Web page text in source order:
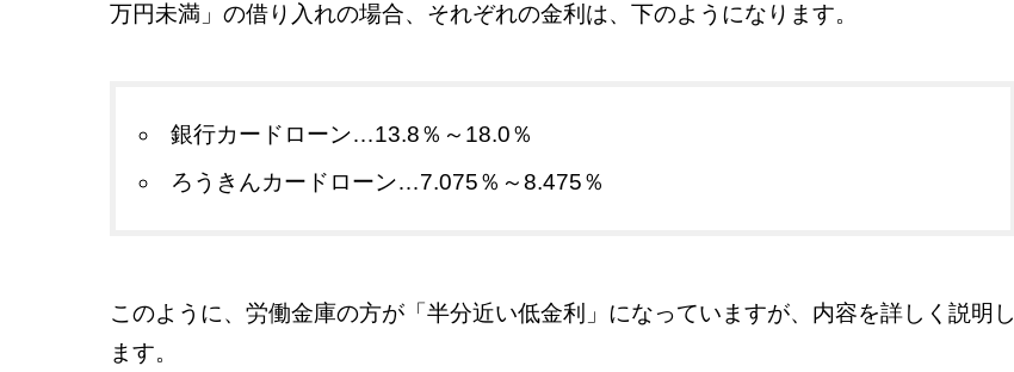
万円未満」の借り入れの場合、それぞれの金利は、下のようになります。
銀行カードローン…13.8％～18.0％
ろうきんカードローン…7.075％～8.475％
このように、労働金庫の方が「半分近い低金利」になっていますが、内容を詳しく説明し
ます。